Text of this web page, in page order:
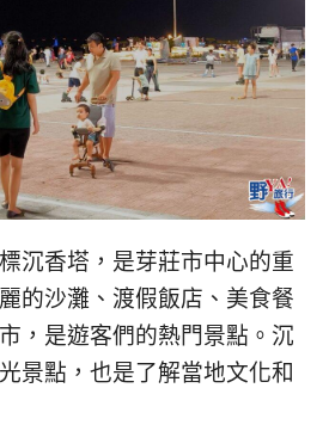
沉香塔，是芽莊市中心的重
的沙灘、渡假飯店、美食餐
，是遊客們的熱門景點。沉
景點，也是了解當地文化和